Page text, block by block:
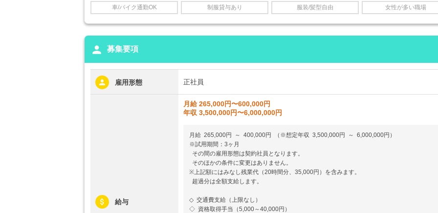
車/バイク通勤OK 制服貸与あり 服装/髪型自由 女性が多い職場
person 募集要項
雇用形態 正社員
給与
月給 265,000円〜600,000円
年収 3,500,000円〜6,000,000円
月給 265,000円 ～ 400,000円 （※想定年収 3,500,000円 ～ 6,000,000円）
※試用期間：3ヶ月
その間の雇用形態は契約社員となります。
そのほかの条件に変更はありません。
※上記額にはみなし残業代（20時間分、35,000円）を含みます。
超過分は全額支給します。
◇ 交通費支給（上限なし）
◇ 資格取得手当（5,000～40,000円）